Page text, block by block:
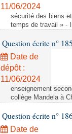
11/06/2024
sécurité des biens
temps de travail » -
Question écrite n°
Date de
dépôt :
11/06/2024
enseignement
collège Mandela à
Question écrite n°
Date de